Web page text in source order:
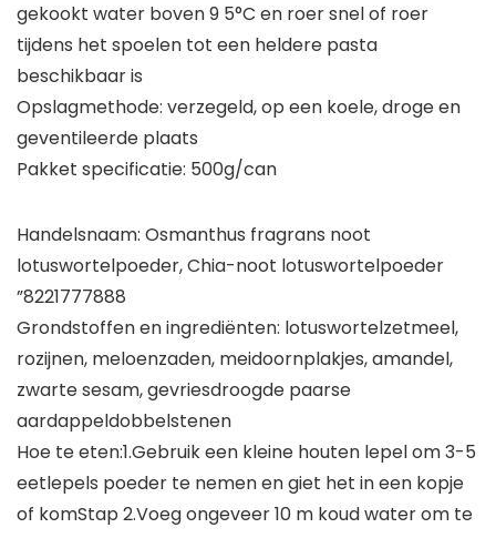
gekookt water boven 9 5°C en roer snel of roer
tijdens het spoelen tot een heldere pasta
beschikbaar is
Opslagmethode: verzegeld, op een koele, droge en
geventileerde plaats
Pakket specificatie: 500g/can
Handelsnaam: Osmanthus fragrans noot
lotuswortelpoeder, Chia-noot lotuswortelpoeder
”8221777888
Grondstoffen en ingrediënten: lotuswortelzetmeel,
rozijnen, meloenzaden, meidoornplakjes, amandel,
zwarte sesam, gevriesdroogde paarse
aardappeldobbelstenen
Hoe te eten:1.Gebruik een kleine houten lepel om 3-5
eetlepels poeder te nemen en giet het in een kopje
of komStap 2.Voeg ongeveer 10 m koud water om te